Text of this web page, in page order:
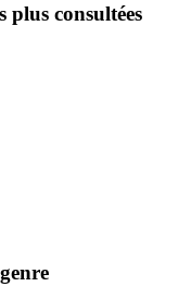
plus consultées